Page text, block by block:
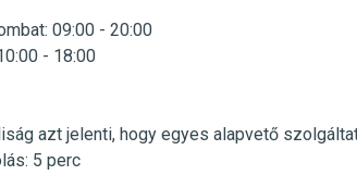
09:00 - 20:00
- 18:00
azt jelenti, hogy egyes alapvető
: 5 perc